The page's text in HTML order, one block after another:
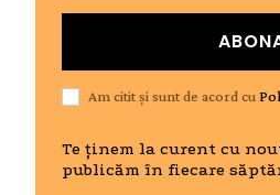
Am citit și sunt de acord cu
Te ținem la curent cu
publicăm în fiecare